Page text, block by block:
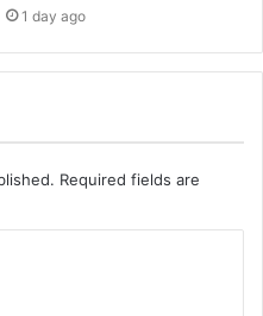
1 day ago
Required fields are